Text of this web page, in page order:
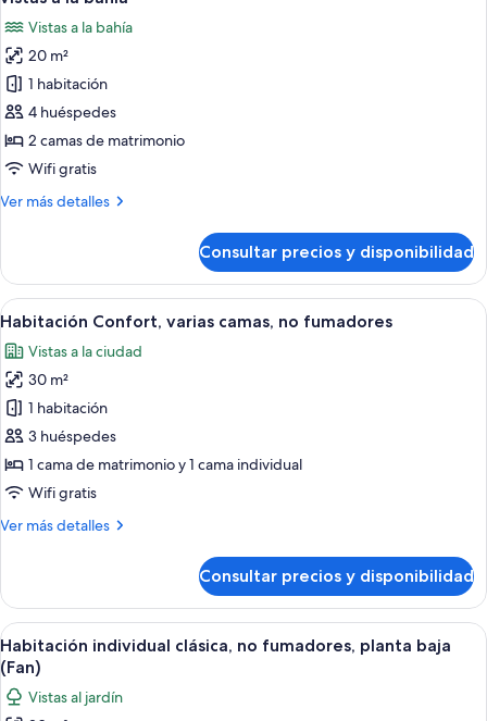
fumadores
fotos
de
Habitación
familiar
doble,
2
de
vistas
a
la
bahía
Vistas a la bahía
20 m²
1 habitación
4 huéspedes
2 camas de matrimonio
Wifi gratis
Ver más detalles
Más
familiar
doble,
2
de
matrimonio,
balcón,
vistas
a
la
bahía
Consultar precios y disponibilidad
Abrir
todas
las
fotos
de
Habitación
Confort,
varias
camas,
no
Ropa de cama de alta calidad,
15
Habitación Confort, varias camas, no fumadores
Vistas a la ciudad
30 m²
1 habitación
3 huéspedes
1 cama de matrimonio y 1 cama individual
Wifi gratis
Ver más detalles
Más
Confort,
varias
camas,
no
fumadores
Consultar precios y disponibilidad
Abrir
todas
las
fotos
Ropa de cama de alta calidad,
10
Habitación individual clásica, no fumadores, planta baja
(Fan)
Vistas al jardín